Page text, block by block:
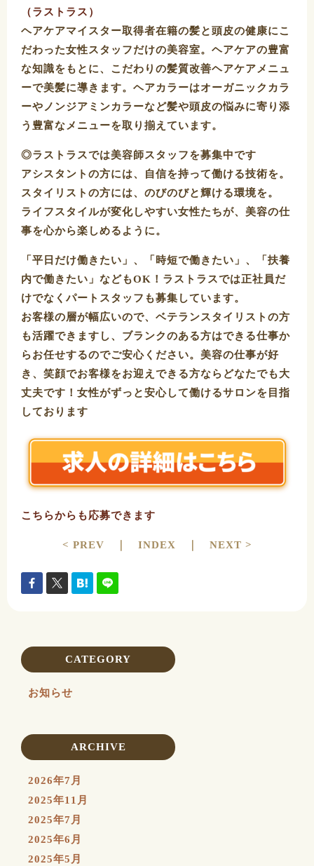
（ラストラス）
ヘアケアマイスター取得者在籍の髪と頭皮の健康にこ
だわった女性スタッフだけの美容室。ヘアケアの豊富
な知識をもとに、こだわりの髪質改善ヘアケアメニュ
ーで美髪に導きます。ヘアカラーはオーガニックカラ
ーやノンジアミンカラーなど髪や頭皮の悩みに寄り添
う豊富なメニューを取り揃えています。
◎ラストラスでは美容師スタッフを募集中です
アシスタントの方には、自信を持って働ける技術を。
スタイリストの方には、のびのびと輝ける環境を。
ライフスタイルが変化しやすい女性たちが、美容の仕
事を心から楽しめるように。
「平日だけ働きたい」、「時短で働きたい」、「扶養
内で働きたい」などもOK！ラストラスでは正社員だ
けでなくパートスタッフも募集しています。
お客様の層が幅広いので、ベテランスタイリストの方
も活躍できますし、ブランクのある方はできる仕事か
らお任せするのでご安心ください。美容の仕事が好
き、笑顔でお客様をお迎えできる方ならどなたでも大
丈夫です！女性がずっと安心して働けるサロンを目指
しております
こちらからも応募できます
< PREV INDEX NEXT >
CATEGORY
お知らせ
ARCHIVE
2026年7月
2025年11月
2025年7月
2025年6月
2025年5月